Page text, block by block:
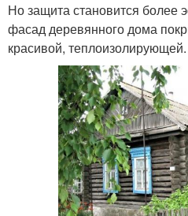
Но защита становится более
фасад деревянного дома
красивой, теплоизолирующей.